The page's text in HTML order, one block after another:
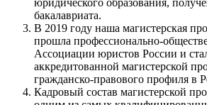
юридического образования,
бакалавриата.
В 2019 году наша магистерская
прошла профессионально-
Ассоциации юристов России и
аккредитованной магистерской
гражданско-правового профиля в
Кадровый состав магистерской